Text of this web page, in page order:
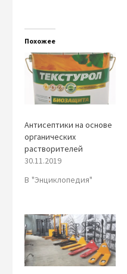
Похожее
Антисептики на основе
органических
растворителей
30.11.2019
В "Энциклопедия"